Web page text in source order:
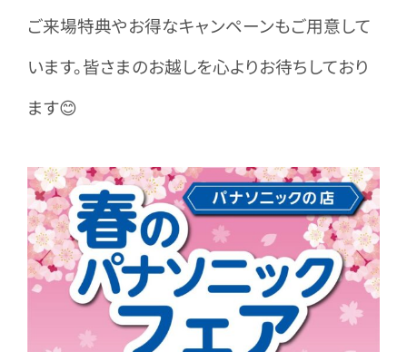
ご来場特典やお得なキャンペーンもご用意して
います。皆さまのお越しを心よりお待ちしており
ます😊